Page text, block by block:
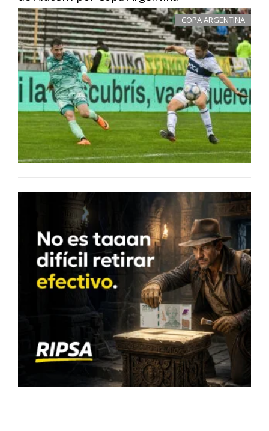
COPA ARGENTINA